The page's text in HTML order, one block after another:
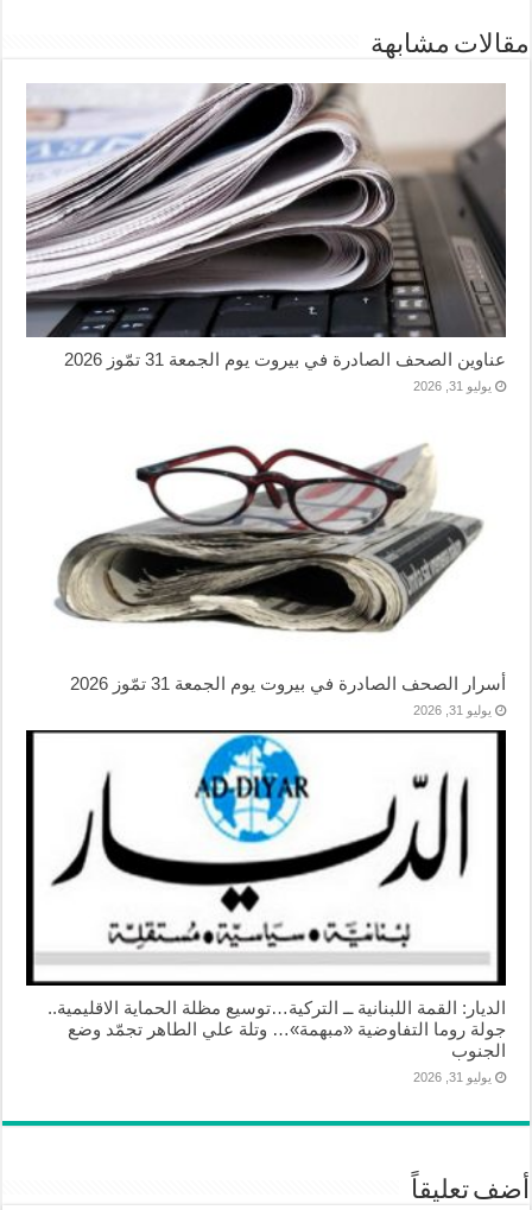
مقالات مشابهة
عناوين الصحف الصادرة في بيروت يوم الجمعة 31 تمّوز 2026
يوليو 31, 2026
أسرار الصحف الصادرة في بيروت يوم الجمعة 31 تمّوز 2026
يوليو 31, 2026
الديار: القمة اللبنانية ــ التركية…توسيع مظلة الحماية الاقليمية..
جولة روما التفاوضية «مبهمة»… وتلة علي الطاهر تجمّد وضع
الجنوب
يوليو 31, 2026
أضف تعليقاً